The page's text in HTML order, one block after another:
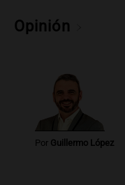
Opinión
Por Guillermo López